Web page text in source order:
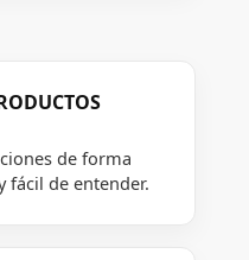
de forma
fácil de entender.